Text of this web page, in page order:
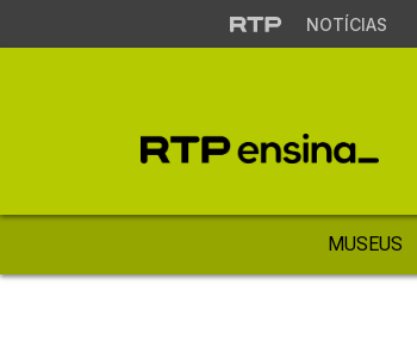
NOTÍCIAS
MUSEUS